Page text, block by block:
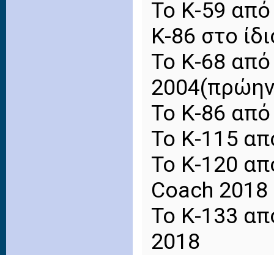
Το Κ-59
Κ-86 στο
Το Κ-68
Το Κ-86
Το Κ-115
Το Κ-120
Coach 2018
Το Κ-133
2018